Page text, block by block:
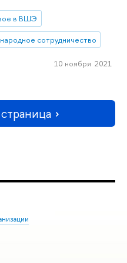
в ВШЭ
сотрудничество
10 ноября 2021